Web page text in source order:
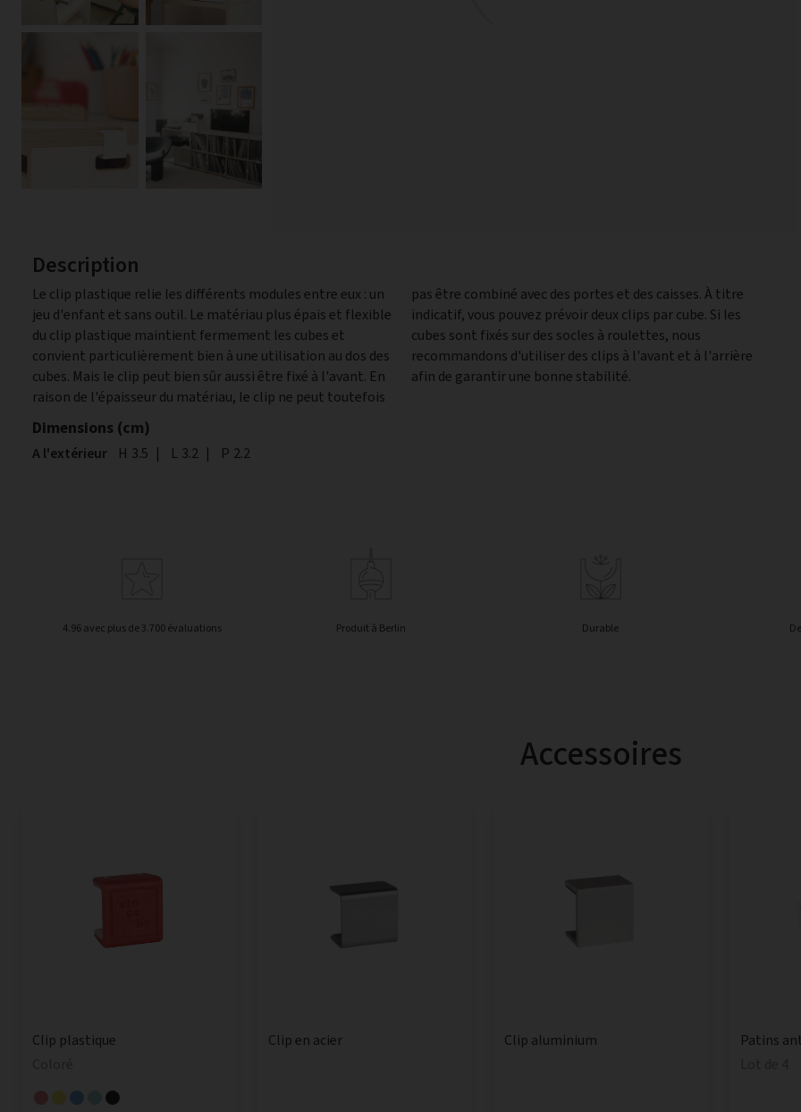
Description
Le clip plastique relie les différents modules entre eux : un
jeu d'enfant et sans outil. Le matériau plus épais et flexible
du clip plastique maintient fermement les cubes et
convient particulièrement bien à une utilisation au dos des
cubes. Mais le clip peut bien sûr aussi être fixé à l'avant. En
raison de l'épaisseur du matériau, le clip ne peut toutefois
pas être combiné avec des portes et des caisses. À titre
indicatif, vous pouvez prévoir deux clips par cube. Si les
cubes sont fixés sur des socles à roulettes, nous
recommandons d'utiliser des clips à l'avant et à l'arrière
afin de garantir une bonne stabilité.
Dimensions (cm)
A l'extérieur Hauteur
H 3.5 | Largeur
L 3.2 | Profondeur
P 2.2
4.96 avec plus de 3.700 évaluations Produit à Berlin Durable
Accessoires
Clip plastique
Clip en acier Clip aluminium
Patins